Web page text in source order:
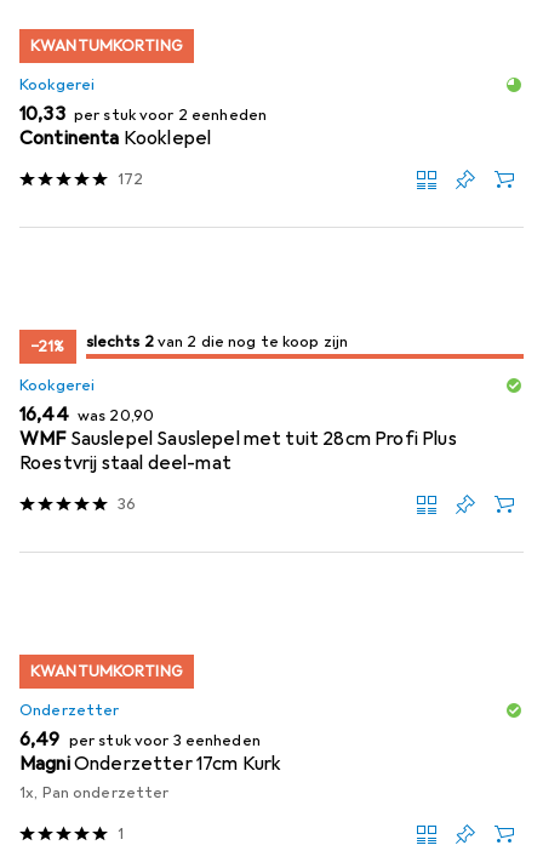
KWANTUMKORTING
Kookgerei
EUR
10,33 per stuk voor 2 eenheden
Continenta Kooklepel
172
−21% 2/ 2
2/ 2 te koop zijn
slechts 2 van 2 die nog te koop zijn
Kookgerei
EUR
16,44 was EUR
20,90
WMF Sauslepel Sauslepel met tuit 28cm Profi Plus
Roestvrij staal deel-mat
36
KWANTUMKORTING
Onderzetter
EUR
6,49 per stuk voor 3 eenheden
MagniOnderzetter 17cm Kurk
1x, Pan onderzetter
1